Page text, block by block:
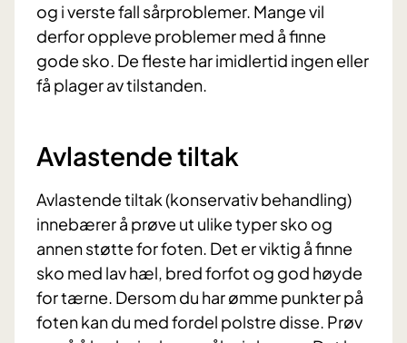
og i verste fall sårproblemer. Mange vil
derfor oppleve problemer med å finne
gode sko. De fleste har imidlertid ingen eller
få plager av tilstanden.
Avlastende tiltak
Avlastende tiltak (konservativ behandling)
innebærer å prøve ut ulike typer sko og
annen støtte for foten. Det er viktig å finne
sko med lav hæl, bred forfot og god høyde
for tærne. Dersom du har ømme punkter på
foten kan du med fordel polstre disse. Prøv